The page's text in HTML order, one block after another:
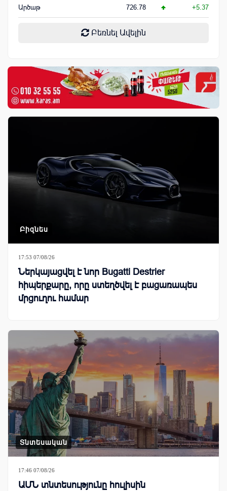
Արծաթ 726.78 +5.37
Բեռնել Ավելին
Բիզնես
17:53 07/08/26
Ներկայացվել է նոր Bugatti Destrier
հիպերքարը, որը ստեղծվել է բացառապես
մրցուղու համար
Տնտեսական
17:46 07/08/26
ԱՄՆ տնտեսությունը հուլիսին